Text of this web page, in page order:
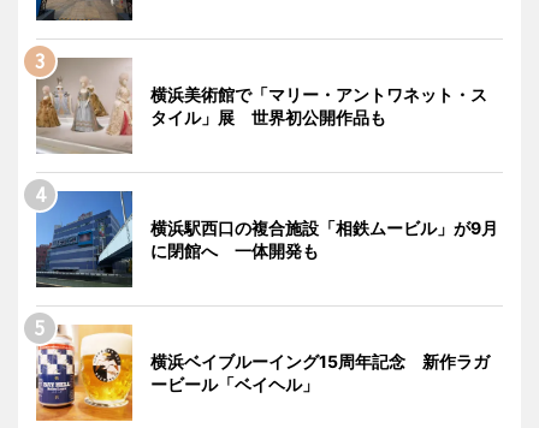
横浜美術館で「マリー・アントワネット・ス
タイル」展 世界初公開作品も
横浜駅西口の複合施設「相鉄ムービル」が9月
に閉館へ 一体開発も
横浜ベイブルーイング15周年記念 新作ラガ
ービール「ベイヘル」